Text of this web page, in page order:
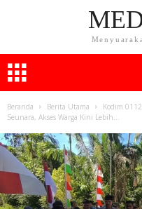
Beranda Berita Utama
Kodim
Seunara, Akses Warga Kini Lebih...